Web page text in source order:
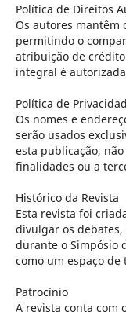
Política de Direitos
Os autores mantêm
permitindo o
atribuição de
integral é
Política de
Os nomes e
serão usados
esta publicação,
finalidades ou a
Histórico da Revista
Esta revista foi
divulgar os
durante o Simpósio
como um espaço
Patrocínio
A revista conta com